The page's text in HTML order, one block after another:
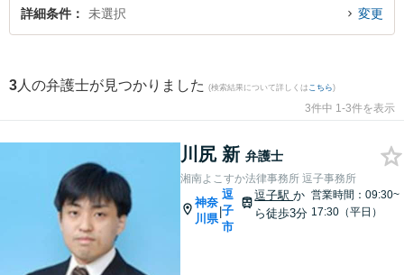
性関係(不貞等)による離婚問題を法律相談できる逗子市内の弁護士に相談予約し
詳細条件 未選択 変更
3 人の弁護士が見つかりました (検索結果について詳しくは こちら)
3件中 1-3件を表示
川尻 新 弁護士
湘南よこすか法律事務所 逗子事務所
神奈
川県
|
逗
子
市
逗子駅か
ら徒歩3分
営業時間：09:30~
17:30（平日）